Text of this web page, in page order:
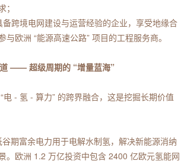
备跨境电网建设与运营经验的企业，享受地缘合
欧洲 “能源高速公路” 项目的工程服务商。
—— 超级周期的 “增量蓝海”
电 - 氢 - 算力” 的跨界融合，这是挖掘长期价值
谷期富余电力用于电解水制氢，解决新能源消纳
。欧洲 1.2 万亿投资中包含 2400 亿欧元氢能网